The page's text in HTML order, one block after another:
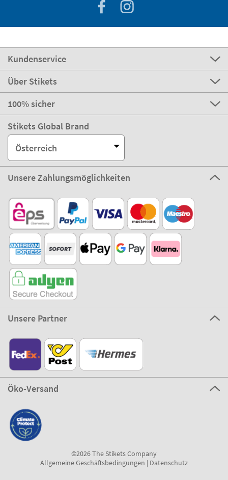
Kundenservice
Über Stikets
100% sicher
Stikets Global Brand
Österreich
Unsere Zahlungsmöglichkeiten
Unsere Partner
Öko-Versand
©2026 The Stikets Company
Allgemeine Geschäftsbedingungen | Datenschutz